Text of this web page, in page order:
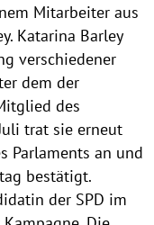
Mitarbeiter aus
Katarina Barley
verschiedener
dem der
des
trat sie erneut
Parlaments an und
bestätigt.
der SPD im